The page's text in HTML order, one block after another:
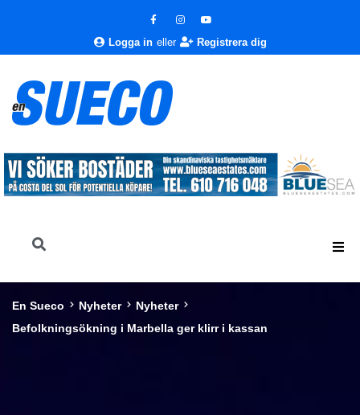
Logga in eller Registrera dig
En Sueco Nyheter
Nyheter
Befolkningsökning i Marbella ger klirr i kassan